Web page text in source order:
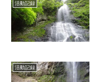
活動記録
活動記録